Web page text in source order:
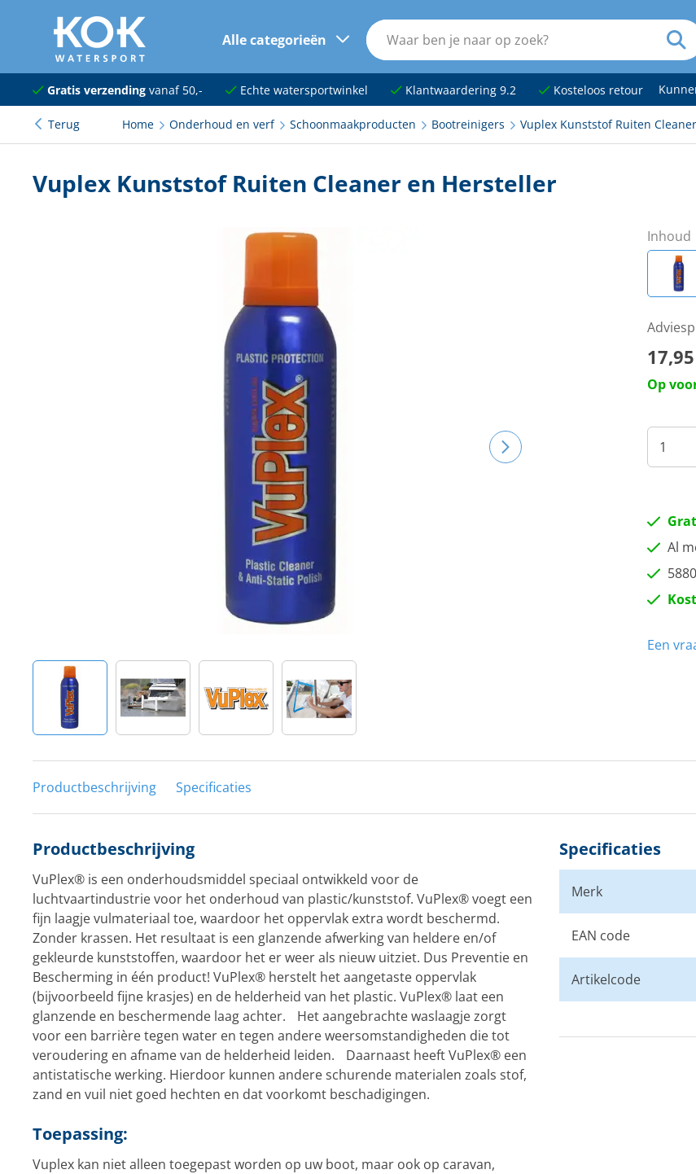
naar hoofdinhoud
Alle categorieën
Navigatie
Dekuitrusting
Gratis verzendingvanaf 50,- Echte watersportwinkel Klantwaardering 9.2 Kosteloos retour
Terug Home Onderhoud en verf Schoonmaakproducten Bootreinigers Vuplex Kunststof Ruiten
Vuplex Kunststof Ruiten Cleaner en Hersteller
Inhoud
17,95
Op
Al
Een
Productbeschrijving Specificaties
Productbeschrijving
VuPlex® is een onderhoudsmiddel speciaal ontwikkeld voor de
luchtvaartindustrie voor het onderhoud van plastic/kunststof. VuPlex® voegt een
fijn laagje vulmateriaal toe, waardoor het oppervlak extra wordt beschermd.
Zonder krassen. Het resultaat is een glanzende afwerking van heldere en/of
gekleurde kunststoffen, waardoor het er weer als nieuw uitziet. Dus Preventie en
Bescherming in één product! VuPlex® herstelt het aangetaste oppervlak
(bijvoorbeeld fijne krasjes) en de helderheid van het plastic. VuPlex® laat een
glanzende en beschermende laag achter. Het aangebrachte waslaagje zorgt
voor een barrière tegen water en tegen andere weersomstandigheden die tot
veroudering en afname van de helderheid leiden. Daarnaast heeft VuPlex® een
antistatische werking. Hierdoor kunnen andere schurende materialen zoals stof,
zand en vuil niet goed hechten en dat voorkomt beschadigingen.
Toepassing:
Vuplex kan niet alleen toegepast worden op uw boot, maar ook op caravan,
Specificaties
Merk
EAN code
Artikelcode